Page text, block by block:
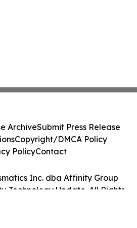
Inc. dba Affinity Group
Technology Update. All Rights
ArchiveSubmit Press Release
Copyright/DMCA Policy
PolicyContact